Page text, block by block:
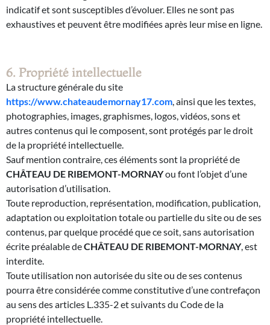
indicatif et sont susceptibles d’évoluer. Elles ne sont pas
exhaustives et peuvent être modifiées après leur mise en ligne.
6. Propriété intellectuelle
La structure générale du site
https://www.chateaudemornay17.com , ainsi que les textes,
photographies, images, graphismes, logos, vidéos, sons et
autres contenus qui le composent, sont protégés par le droit
de la propriété intellectuelle.
Sauf mention contraire, ces éléments sont la propriété de
CHÂTEAU DE RIBEMONT-MORNAYou font l’objet d’une
autorisation d’utilisation.
Toute reproduction, représentation, modification, publication,
adaptation ou exploitation totale ou partielle du site ou de ses
contenus, par quelque procédé que ce soit, sans autorisation
écrite préalable deCHÂTEAU DE RIBEMONT-MORNAY, est
interdite.
Toute utilisation non autorisée du site ou de ses contenus
pourra être considérée comme constitutive d’une contrefaçon
au sens des articles L.335-2 et suivants du Code de la
propriété intellectuelle.